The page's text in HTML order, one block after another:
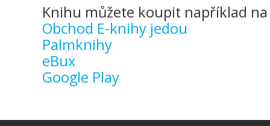
Knihu můžete koupit například
Obchod E-knihy jedou
Palmknihy
eBux
Google Play